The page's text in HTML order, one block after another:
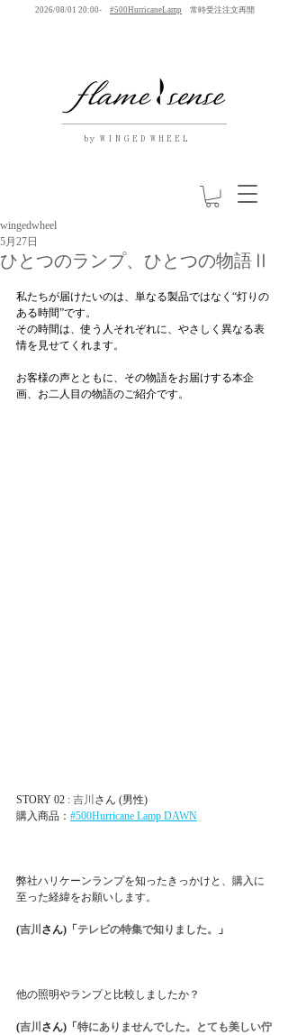
by W I N G E D W H E E L
2026/08/01 20:00- #500HurricaneLamp 常時受注注文再開
ひとつのランプ、ひとつの物語Ⅱ
wingedwheel
5月27日
私たちが届けたいのは、単なる製品ではなく“灯りの
ある時間”です。
その時間は、使う人それぞれに、やさしく異なる表
情を見せてくれます。
お客様の声とともに、その物語をお届けする本企
画、お二人目の物語のご紹介です。
STORY 02 : 吉川 さん (男性)
購入商品： #500Hurricane Lamp DAWN
弊社ハリケーンランプを知ったきっかけと、購入に
至った経緯をお願いします。
(吉川 さん)「テレビの特集で知りました。 」
他の照明やランプと比較しましたか？
(吉川 さん)「特にありませんでした。とても美しい佇